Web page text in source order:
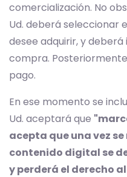
comercialización. No
Ud. deberá seleccionar
desee adquirir, y
compra.
pago.
En ese momento se
Ud. aceptará que
acepta que una vez
contenido digital se
y perderá el derecho